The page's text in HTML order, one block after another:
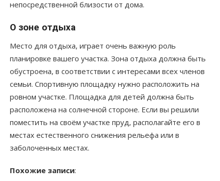
непосредственной близости от дома.
О зоне отдыха
Место для отдыха, играет очень важную роль
планировке вашего участка. Зона отдыха должна быть
обустроена, в соответствии с интересами всех членов
семьи. Спортивную площадку нужно расположить на
ровном участке. Площадка для детей должна быть
расположена на солнечной стороне. Если вы решили
поместить на своём участке пруд, располагайте его в
местах естественного снижения рельефа или в
заболоченных местах.
Похожие записи: